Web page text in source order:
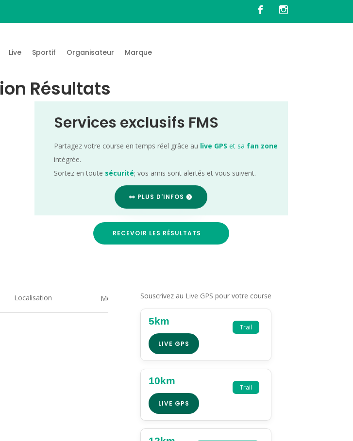
Live Sportif Organisateur Marque
Résultats
Services exclusifs FMS
Partagez votre course en temps réel grâce au live GPS et sa fan zone
intégrée.
Sortez en toute sécurité; vos amis sont alertés et vous suivent.
👀 PLUS D'INFOS
RECEVOIR LES RÉSULTATS
Localisation Medias Souscrivez au Live GPS pour votre course
Trail
5km
LIVE GPS
Trail
10km
LIVE GPS